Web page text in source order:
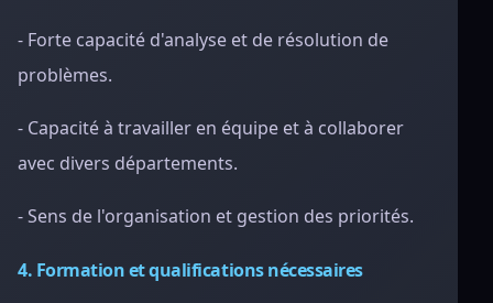
- Forte capacité d'analyse et de résolution de
problèmes.
- Capacité à travailler en équipe et à collaborer
avec divers départements.
- Sens de l'organisation et gestion des priorités.
4. Formation et qualifications nécessaires